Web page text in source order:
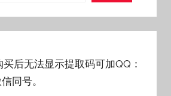
后无法显示提取码可加QQ：
同号。